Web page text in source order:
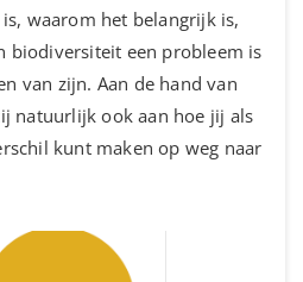
waarom het belangrijk is,
biodiversiteit een probleem is
van zijn. Aan de hand van
natuurlijk ook aan hoe jij als
kunt maken op weg naar